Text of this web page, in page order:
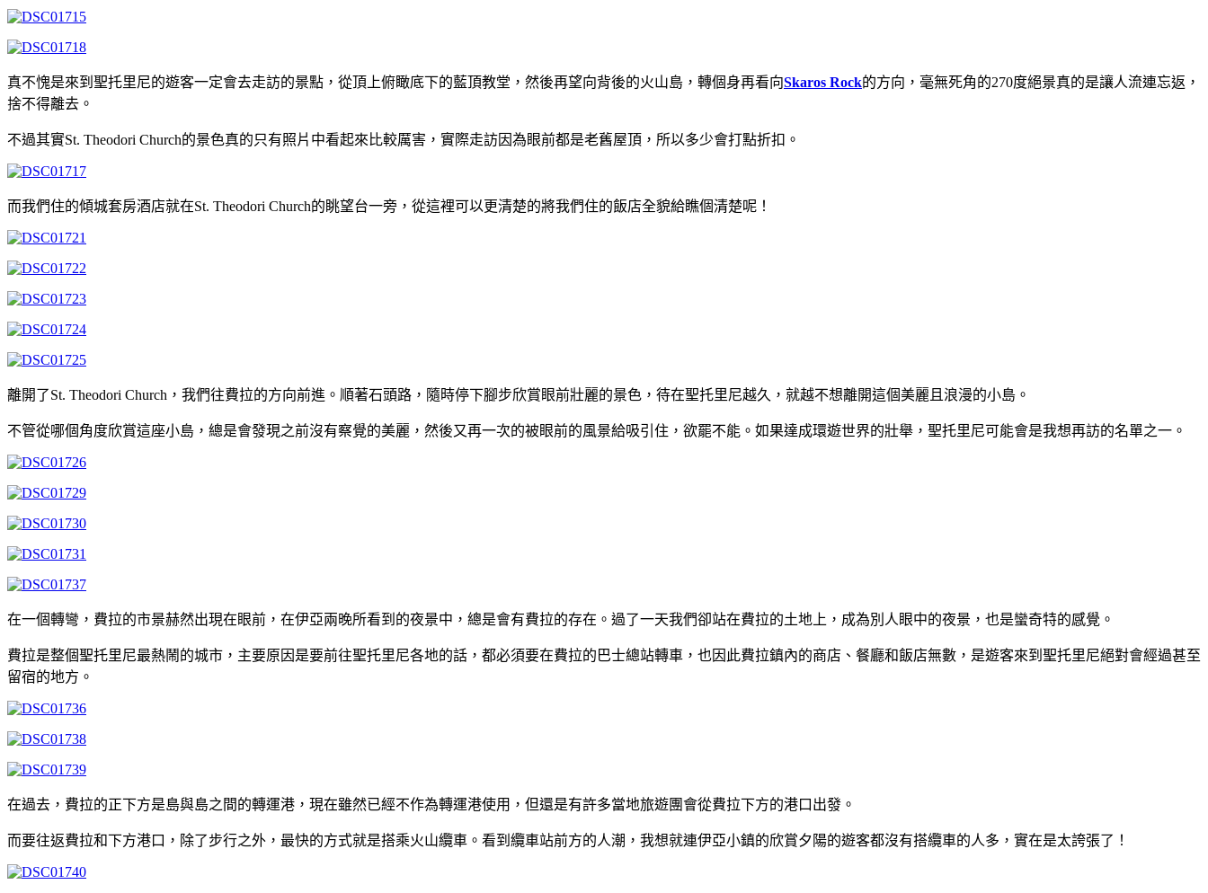
真不愧是來到聖托里尼的遊客一定會去走訪的景點，從頂上俯瞰底下的藍頂教堂，然後再望向背後的火山島，轉個身再看向Skaros Rock的方向，毫無死角的270度絕景真的是讓人流連忘返，
捨不得離去。
不過其實St. Theodori Church的景色真的只有照片中看起來比較厲害，實際走訪因為眼前都是老舊屋頂，所以多少會打點折扣。
而我們住的傾城套房酒店就在St. Theodori Church的眺望台一旁，從這裡可以更清楚的將我們住的飯店全貌給瞧個清楚呢！
離開了St. Theodori Church，我們往費拉的方向前進。順著石頭路，隨時停下腳步欣賞眼前壯麗的景色，待在聖托里尼越久，就越不想離開這個美麗且浪漫的小島。
不管從哪個角度欣賞這座小島，總是會發現之前沒有察覺的美麗，然後又再一次的被眼前的風景給吸引住，欲罷不能。如果達成環遊世界的壯舉，聖托里尼可能會是我想再訪的名單之一。
在一個轉彎，費拉的市景赫然出現在眼前，在伊亞兩晚所看到的夜景中，總是會有費拉的存在。過了一天我們卻站在費拉的土地上，成為別人眼中的夜景，也是蠻奇特的感覺。
費拉是整個聖托里尼最熱鬧的城市，主要原因是要前往聖托里尼各地的話，都必須要在費拉的巴士總站轉車，也因此費拉鎮內的商店、餐廳和飯店無數，是遊客來到聖托里尼絕對會經過甚至
留宿的地方。
在過去，費拉的正下方是島與島之間的轉運港，現在雖然已經不作為轉運港使用，但還是有許多當地旅遊團會從費拉下方的港口出發。
而要往返費拉和下方港口，除了步行之外，最快的方式就是搭乘火山纜車。看到纜車站前方的人潮，我想就連伊亞小鎮的欣賞夕陽的遊客都沒有搭纜車的人多，實在是太誇張了！